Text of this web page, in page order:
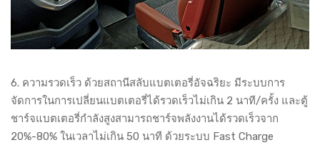
6. ความรวดเร็ว ด้วยสถานีสลับแบตเตอรี่อัจฉริยะ มีระบบการ
จัดการในการเปลี่ยนแบตเตอรี่ได้รวดเร็วไม่เกิน 2 นาที/ครั้ง และตู้
ชาร์จแบตเตอรี่กำลังสูงสามารถชาร์จพลังงานได้รวดเร็วจาก
20%-80% ในเวลาไม่เกิน 50 นาที ด้วยระบบ Fast Charge